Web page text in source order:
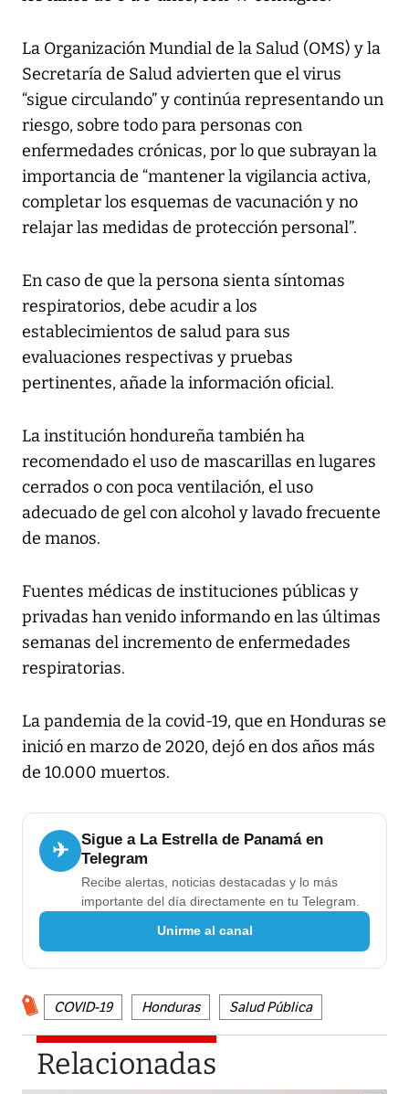
La Organización Mundial de la Salud (OMS) y la
Secretaría de Salud advierten que el virus
“sigue circulando” y continúa representando un
riesgo, sobre todo para personas con
enfermedades crónicas, por lo que subrayan la
importancia de “mantener la vigilancia activa,
completar los esquemas de vacunación y no
relajar las medidas de protección personal”.
En caso de que la persona sienta síntomas
respiratorios, debe acudir a los
establecimientos de salud para sus
evaluaciones respectivas y pruebas
pertinentes, añade la información oficial.
La institución hondureña también ha
recomendado el uso de mascarillas en lugares
cerrados o con poca ventilación, el uso
adecuado de gel con alcohol y lavado frecuente
de manos.
Fuentes médicas de instituciones públicas y
privadas han venido informando en las últimas
semanas del incremento de enfermedades
respiratorias.
La pandemia de la covid-19, que en Honduras se
inició en marzo de 2020, dejó en dos años más
de 10.000 muertos.
✈
Sigue a La Estrella de Panamá en
Telegram
Recibe alertas, noticias destacadas y lo más
importante del día directamente en tu Telegram.
Unirme al canal
COVID-19 Honduras Salud Pública
Relacionadas